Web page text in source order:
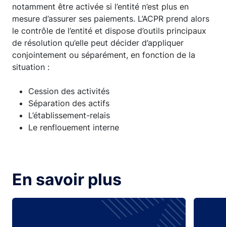
notamment être activée si l’entité n’est plus en
mesure d’assurer ses paiements. L’ACPR prend alors
le contrôle de l’entité et dispose d’outils principaux
de résolution qu’elle peut décider d’appliquer
conjointement ou séparément, en fonction de la
situation :
Cession des activités
Séparation des actifs
L’établissement-relais
Le renflouement interne
En savoir plus